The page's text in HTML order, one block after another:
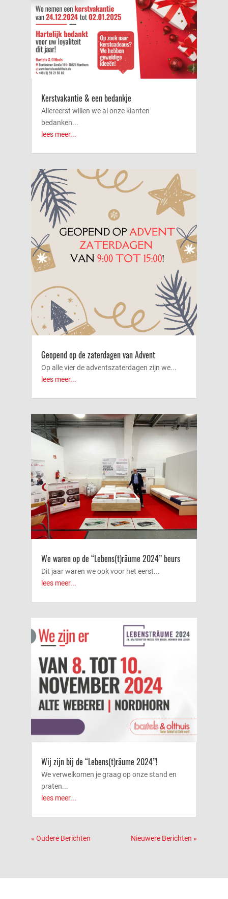
Kerstvakantie & een bedankje
Allereerst willen we al onze klanten
bedanken...
lees meer...
Geopend op de zaterdagen van Advent
Op alle vier de adventszaterdagen zijn we...
lees meer...
We waren op de “Lebens(t)räume 2024” beurs
Dit jaar waren we ook voor het eerst...
lees meer...
Wij zijn bij de “Lebens(t)räume 2024”!
We verwelkomen je graag op onze stand en
praten...
lees meer...
« Oudere Berichten Nieuwere Berichten »